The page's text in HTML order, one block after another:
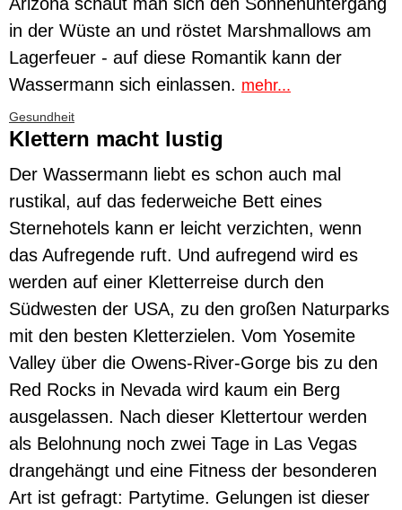
in der Wüste an und röstet Marshmallows am
Lagerfeuer - auf diese Romantik kann der
Wassermann sich einlassen. mehr...
Gesundheit
Klettern macht lustig
Der Wassermann liebt es schon auch mal
rustikal, auf das federweiche Bett eines
Sternehotels kann er leicht verzichten, wenn
das Aufregende ruft. Und aufregend wird es
werden auf einer Kletterreise durch den
Südwesten der USA, zu den großen Naturparks
mit den besten Kletterzielen. Vom Yosemite
Valley über die Owens-River-Gorge bis zu den
Red Rocks in Nevada wird kaum ein Berg
ausgelassen. Nach dieser Klettertour werden
als Belohnung noch zwei Tage in Las Vegas
drangehängt und eine Fitness der besonderen
Art ist gefragt: Partytime. Gelungen ist dieser